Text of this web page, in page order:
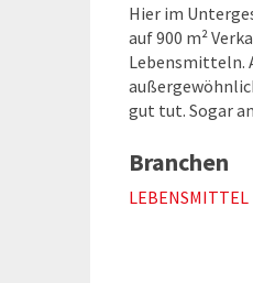
Hier im
auf 900 m²
Lebensmitteln.
gut tut. Sogar
Branchen
LEBENSMITTEL